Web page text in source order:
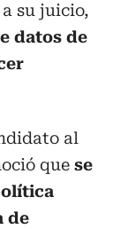
su juicio,
datos de
al
que se
de